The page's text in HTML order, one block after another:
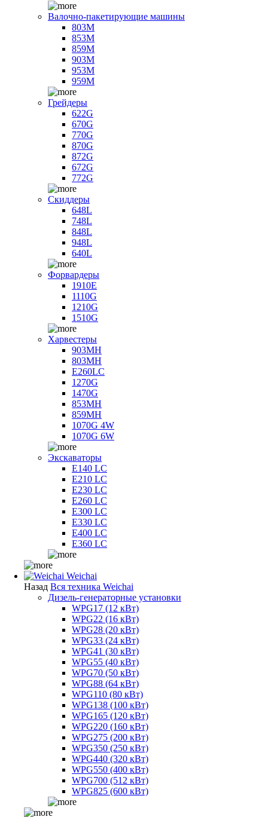
Валочно-пакетирующие машины
803M
853M
859M
903M
953M
959M
Грейдеры
622G
670G
770G
870G
872G
672G
772G
Скиддеры
648L
748L
848L
948L
640L
Форвардеры
1910E
1110G
1210G
1510G
Харвестеры
903MH
803MH
E260LC
1270G
1470G
853MH
859MH
1070G 4W
1070G 6W
Экскаваторы
E140 LC
E210 LC
E230 LC
E260 LC
E300 LC
E330 LC
E400 LC
E360 LC
Weichai
Назад Вся техника Weichai
Дизель-генераторные установки
WPG17 (12 кВт)
WPG22 (16 кВт)
WPG28 (20 кВт)
WPG33 (24 кВт)
WPG41 (30 кВт)
WPG55 (40 кВт)
WPG70 (50 кВт)
WPG88 (64 кВт)
WPG110 (80 кВт)
WPG138 (100 кВт)
WPG165 (120 кВт)
WPG220 (160 кВт)
WPG275 (200 кВт)
WPG350 (250 кВт)
WPG440 (320 кВт)
WPG550 (400 кВт)
WPG700 (512 кВт)
WPG825 (600 кВт)